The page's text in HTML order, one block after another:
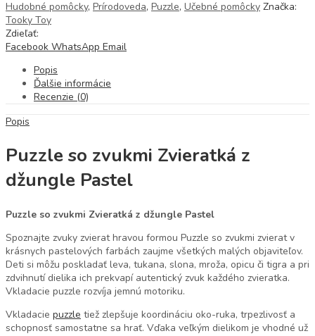
Hudobné pomôcky, Prírodoveda, Puzzle, Učebné pomôcky Značka:
Tooky Toy
Zdieľať:
Facebook WhatsApp Email
Popis
Ďalšie informácie
Recenzie (0)
Popis
Puzzle so zvukmi Zvieratká z
džungle Pastel
Puzzle so zvukmi Zvieratká z džungle Pastel
Spoznajte zvuky zvierat hravou formou Puzzle so zvukmi zvierat v
krásnych pastelových farbách zaujme všetkých malých objaviteľov.
Deti si môžu poskladať leva, tukana, slona, mroža, opicu či tigra a pri
zdvihnutí dielika ich prekvapí autentický zvuk každého zvieratka.
Vkladacie puzzle rozvíja jemnú motoriku.
Vkladacie puzzle tiež zlepšuje koordináciu oko-ruka, trpezlivosť a
schopnosť samostatne sa hrať. Vďaka veľkým dielikom je vhodné už